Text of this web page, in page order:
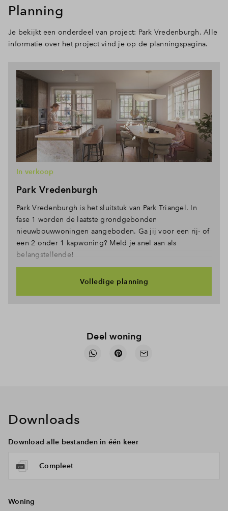
Planning
Je bekijkt een onderdeel van project: Park Vredenburgh. Alle
informatie over het project vind je op de planningspagina.
Park Vredenburgh
In verkoop
Park Vredenburgh is het sluitstuk van Park Triangel. In
fase 1 worden de laatste grondgebonden
nieuwbouwwoningen aangeboden. Ga jij voor een rij- of
een 2 onder 1 kapwoning? Meld je snel aan als
belangstellende!
Volledige planning
Deel woning
Downloads
Download alle bestanden in één keer
Compleet
Woning